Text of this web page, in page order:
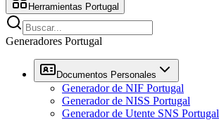
Herramientas Portugal
Generadores Portugal
Documentos Personales
Generador de NIF Portugal
Generador de NISS Portugal
Generador de Utente SNS Portugal